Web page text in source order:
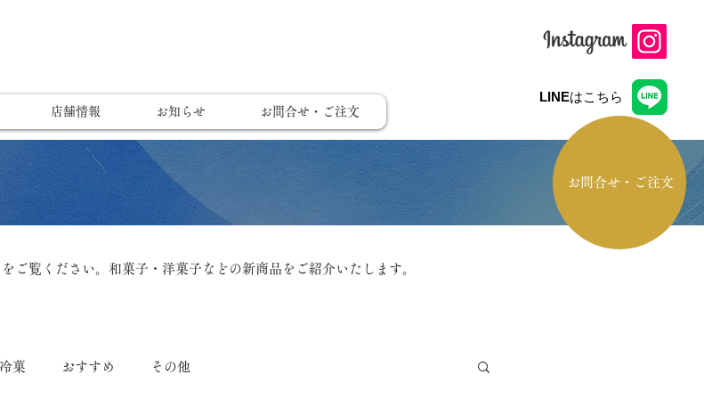
お問合せ・ご注文
LINEはこちら
店舗情報 お知らせ お問合せ・ご注文
ご覧ください。和菓子・洋菓子などの新商品をご紹介いたします。
冷菓 おすすめ その他